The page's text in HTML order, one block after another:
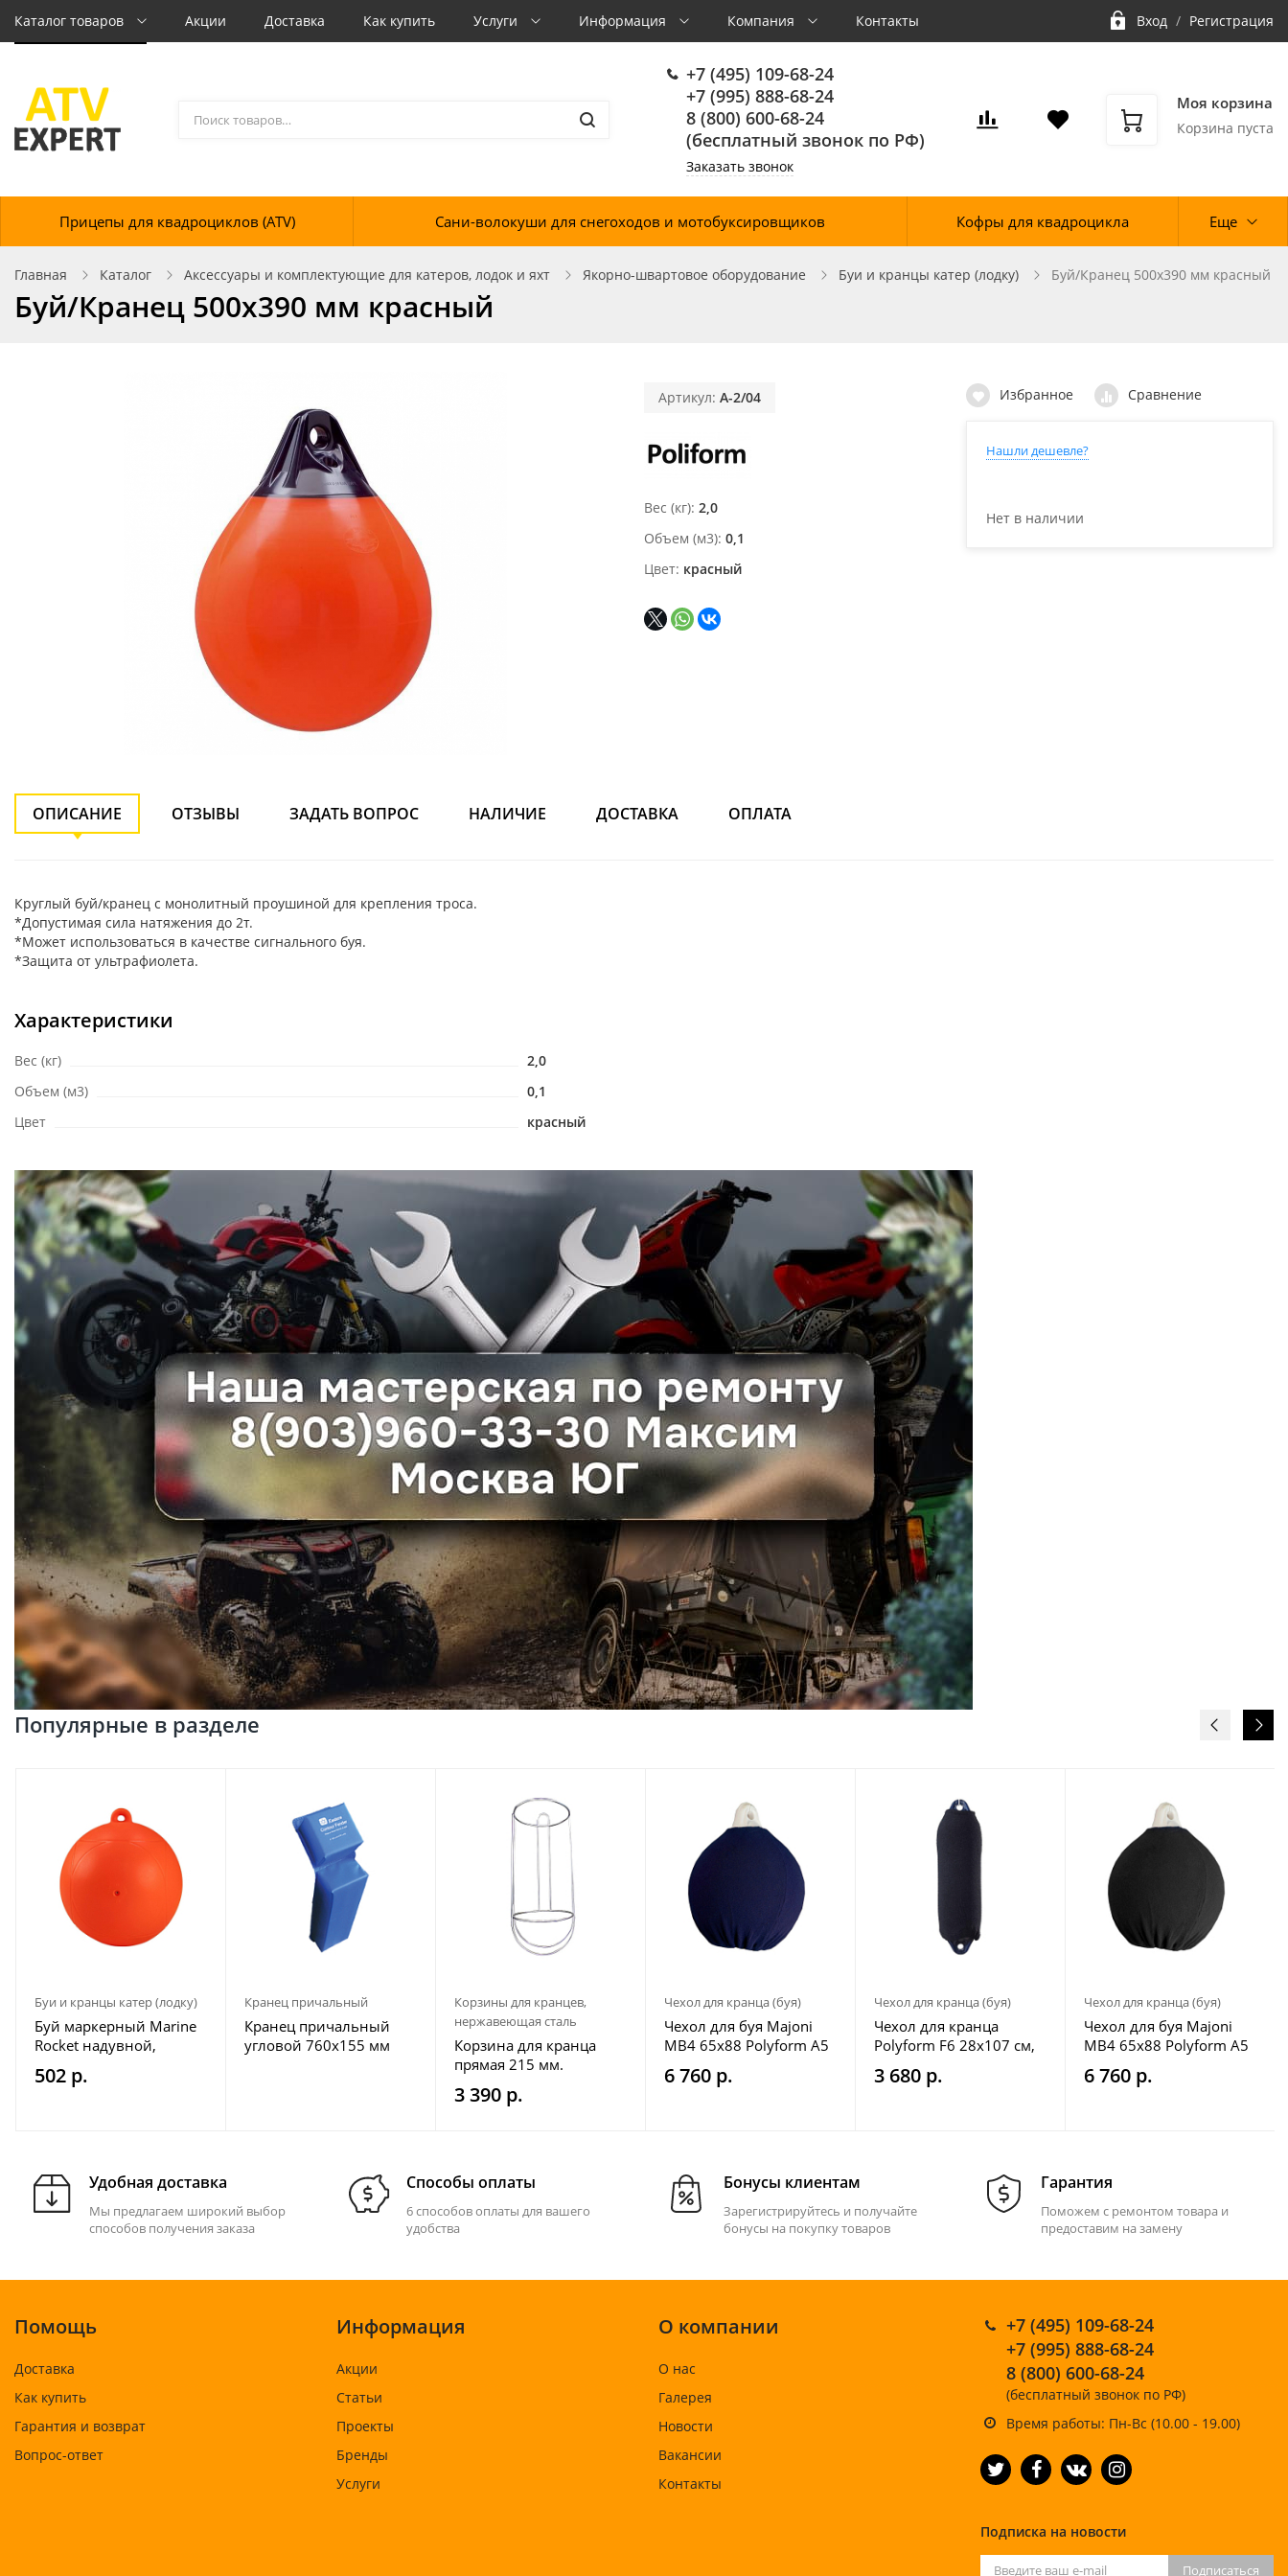
Каталог товаров Акции Доставка Как купить Услуги Информация Компания Контакты Вход / Регистрация
+7 (495) 109-68-24
+7 (995) 888-68-24
8 (800) 600-68-24
(бесплатный звонок по РФ)
Заказать звонок
Моя корзина
Корзина пуста
Прицепы для квадроциклов (ATV) Сани-волокуши для снегоходов и мотобуксировщиков Кофры для квадроцикла Еще
Главная Каталог Аксессуары и комплектующие для катеров, лодок и яхт Якорно-швартовое оборудование Буи и кранцы катер (лодку) Буй/Кранец 500х390 мм красный
Буй/Кранец 500х390 мм красный
Артикул: A-2/04
Вес (кг) 2,0
Объем (м3) 0,1
Цвет красный
Избранное Сравнение
Нашли дешевле?
Нет в наличии
ОПИСАНИЕ ОТЗЫВЫ ЗАДАТЬ ВОПРОС НАЛИЧИЕ ДОСТАВКА ОПЛАТА
Круглый буй/кранец с монолитный проушиной для крепления троса.
*Допустимая сила натяжения до 2т.
*Может использоваться в качестве сигнального буя.
*Защита от ультрафиолета.
Характеристики
Вес (кг)
2,0
Объем (м3)
0,1
Цвет
красный
Популярные в разделе
Буи и кранцы катер (лодку)
Буй маркерный Marine
Rocket надувной,
диаметр 200 мм, цвет
красный
502 р.
Кранец причальный
Кранец причальный
угловой 760х155 мм
Корзины для кранцев,
нержавеющая сталь
Корзина для кранца
прямая 215 мм.
3 390 р.
Чехол для кранца (буя)
Чехол для буя Majoni
MB4 65х88 Polyform A5
69x91 Ocean R5 68x90
Plastimo 65x88 темно-
6 760 р.
Чехол для кранца (буя)
Чехол для кранца
Polyform F6 28x107 см,
Danfender 1242 30x113,
Ocean H9 30x107, Castro
3 680 р.
Чехол для кранца (буя)
Чехол для буя Majoni
MB4 65х88 Polyform A5
69x91 Ocean R5 68x90
Plastimo 65x88 черный
6 760 р.
Удобная доставка
Мы предлагаем широкий выбор
способов получения заказа
Способы оплаты
6 способов оплаты для вашего
удобства
Бонусы клиентам
Зарегистрируйтесь и получайте
бонусы на покупку товаров
Гарантия
Поможем с ремонтом товара и
предоставим на замену
Помощь
Доставка
Как купить
Гарантия и возврат
Вопрос-ответ
Информация
Акции
Статьи
Проекты
Бренды
Услуги
О компании
О нас
Галерея
Новости
Вакансии
Контакты
+7 (495) 109-68-24
+7 (995) 888-68-24
8 (800) 600-68-24
(бесплатный звонок по РФ)
Время работы: Пн-Вс (10.00 - 19.00)
Подписка на новости
Подписаться